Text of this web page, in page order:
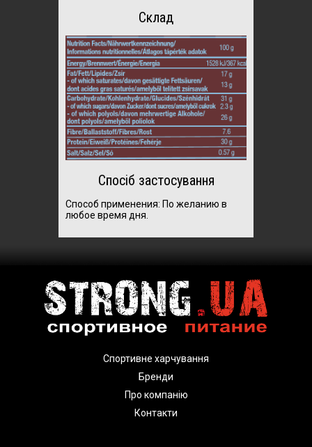
Склад
Спосіб застосування
Способ применения: По желанию в
любое время дня.
Спортивне харчування
Бренди
Про компанію
Контакти